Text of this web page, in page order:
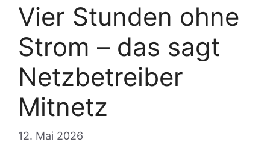
Vier Stunden ohne
Strom – das sagt
Netzbetreiber
Mitnetz
12. Mai 2026